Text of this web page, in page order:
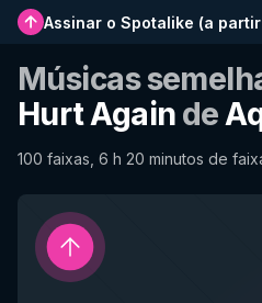
Assinar o Spotalike (a
Músicas
Hurt Again de
100 faixas, 6 h 20 minutos de